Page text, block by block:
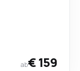
ab€ 159